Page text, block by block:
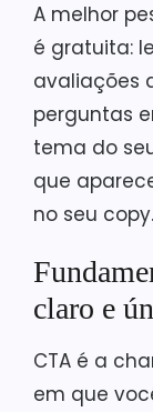
A melhor
é gratuita:
avaliações
perguntas
tema do
que
no seu copy.
claro e
CTA é a
em que